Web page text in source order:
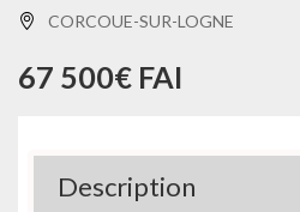
CORCOUE-SUR-LOGNE
67 500€ FAI
Description